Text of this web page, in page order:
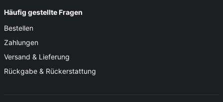
Häufig gestellte Fragen
Bestellen
Zahlungen
Versand & Lieferung
Rückgabe & Rückerstattung